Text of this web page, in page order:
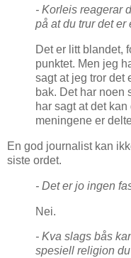
- Korleis reagerar
på at du trur det er
Det er litt blandet,
punktet. Men jeg
sagt at jeg tror det
bak. Det har noen
har sagt at det
meningene er
En god journalist kan
siste ordet.
- Det er jo ingen
Nei.
- Kva slags bås
spesiell religion